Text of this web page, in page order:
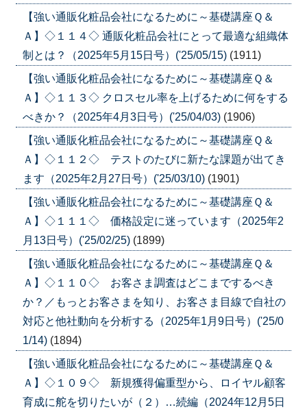
【強い通販化粧品会社になるために～基礎講座Ｑ＆
Ａ】◇１１４◇ 通販化粧品会社にとって最適な組織体
制とは？（2025年5月15日号）('25/05/15) (1911)
【強い通販化粧品会社になるために～基礎講座Ｑ＆
Ａ】◇１１３◇ クロスセル率を上げるために何をする
べきか？（2025年4月3日号）('25/04/03) (1906)
【強い通販化粧品会社になるために～基礎講座Ｑ＆
Ａ】◇１１２◇ テストのたびに新たな課題が出てき
ます（2025年2月27日号）('25/03/10) (1901)
【強い通販化粧品会社になるために～基礎講座Ｑ＆
Ａ】◇１１１◇ 価格設定に迷っています（2025年2
月13日号）('25/02/25) (1899)
【強い通販化粧品会社になるために～基礎講座Ｑ＆
Ａ】◇１１０◇ お客さま調査はどこまでするべき
か？／もっとお客さまを知り、お客さま目線で自社の
対応と他社動向を分析する（2025年1月9日号）('25/0
1/14) (1894)
【強い通販化粧品会社になるために～基礎講座Ｑ＆
Ａ】◇１０９◇ 新規獲得偏重型から、ロイヤル顧客
育成に舵を切りたいが（２）…続編（2024年12月5日